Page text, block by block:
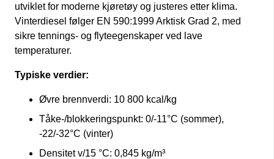
utviklet for moderne kjøretøy og justeres etter klima.
Vinterdiesel følger EN 590:1999 Arktisk Grad 2, med
sikre tennings- og flyteegenskaper ved lave
temperaturer.
Typiske verdier:
Øvre brennverdi: 10 800 kcal/kg
Tåke-/blokkeringspunkt: 0/-11°C (sommer),
-22/-32°C (vinter)
Densitet v/15 °C: 0,845 kg/m³